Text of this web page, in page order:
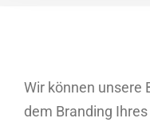
Wir können unsere
dem Branding